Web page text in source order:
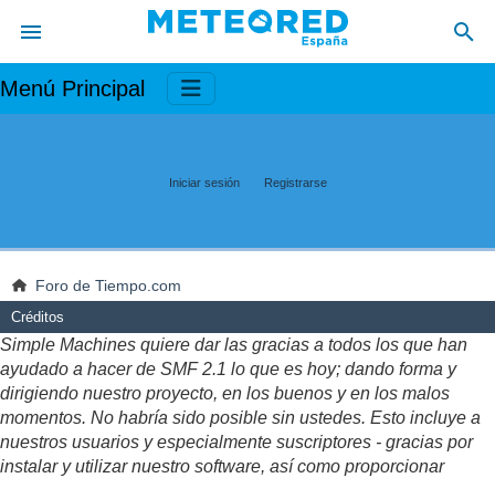
Menú Principal
Iniciar sesión Registrarse
Foro de Tiempo.com
Créditos
Simple Machines quiere dar las gracias a todos los que han
ayudado a hacer de SMF 2.1 lo que es hoy; dando forma y
dirigiendo nuestro proyecto, en los buenos y en los malos
momentos. No habría sido posible sin ustedes. Esto incluye a
nuestros usuarios y especialmente suscriptores - gracias por
instalar y utilizar nuestro software, así como proporcionar